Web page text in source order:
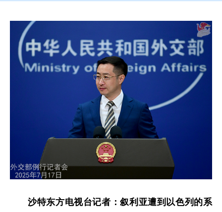
沙特东方电视台记者：叙利亚遭到以色列的系